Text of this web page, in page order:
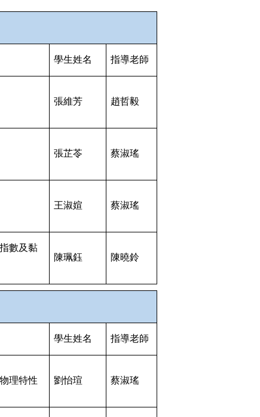
學生姓名 指導老師
張維芳 趙哲毅
張芷苓 蔡淑瑤
王淑媗 蔡淑瑤
數及黏
陳珮鈺 陳曉鈴
學生姓名 指導老師
理特性 劉怡瑄 蔡淑瑤